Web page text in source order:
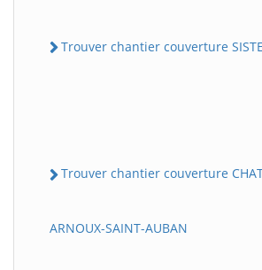
Trouver chantier couverture
Trouver chantier couverture
ARNOUX-SAINT-AUBAN